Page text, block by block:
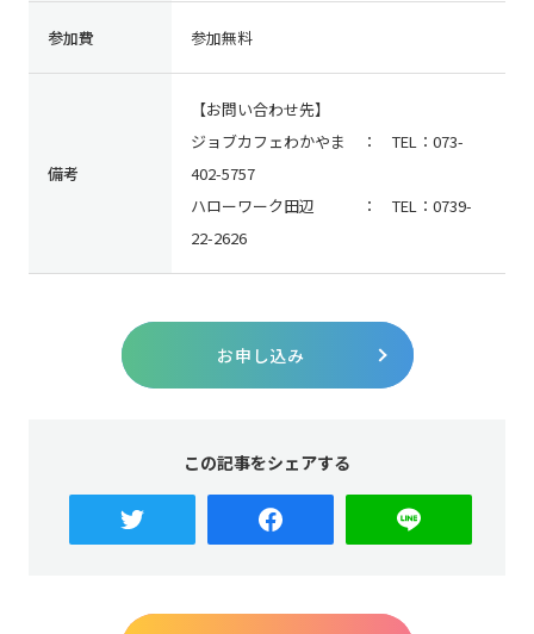
参加費 参加無料
備考
【お問い合わせ先】
ジョブカフェわかやま ： TEL：073-
402-5757
ハローワーク田辺 ： TEL：0739-
22-2626
お申し込み
この記事をシェアする